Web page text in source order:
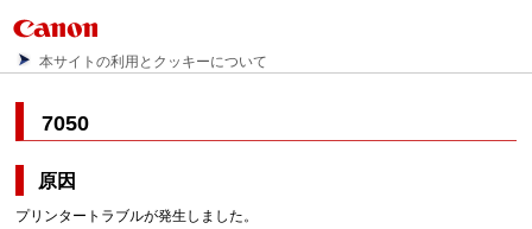
本サイトの利用とクッキーについて
7050
原因
プリンタートラブルが発生しました。